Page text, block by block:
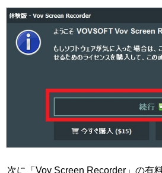
次に「Vov Screen Recorder」の有